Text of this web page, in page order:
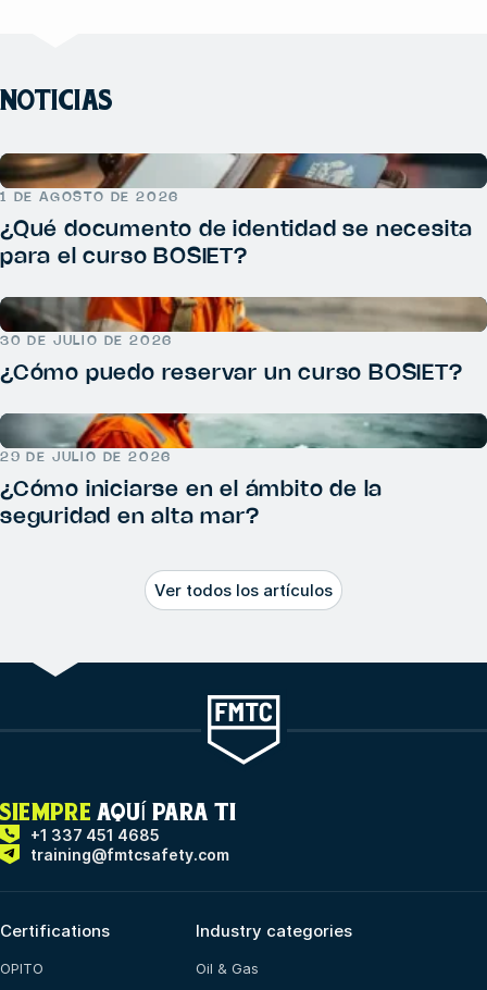
NOTICIAS
1 DE AGOSTO DE 2026
¿Qué documento de identidad se necesita
para el curso BOSIET?
30 DE JULIO DE 2026
¿Cómo puedo reservar un curso BOSIET?
29 DE JULIO DE 2026
¿Cómo iniciarse en el ámbito de la
seguridad en alta mar?
Ver todos los artículos
SIEMPRE AQUÍ PARA TI
+1 337 451 4685
training@fmtcsafety.com
Certifications
OPITO
Industry categories
Oil & Gas